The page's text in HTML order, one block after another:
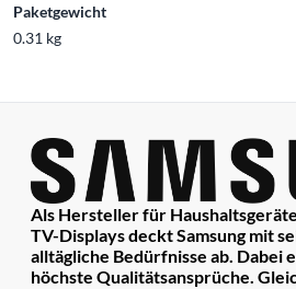
Paketgewicht
0.31 kg
Als Hersteller für
TV-Displays deckt Samsung mit
alltägliche Bedürfnisse ab. Dabei
höchste Qualitätsansprüche.